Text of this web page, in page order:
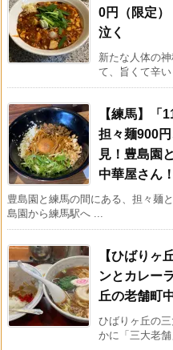
0円（限定
泣く
新たな人体の
て、旨くて辛
【練馬】「
担々麺900
見！豊島園
中華屋さん！
豊島園と練馬の間にある、担々麺
島園から練馬駅へ ...
【ひばりヶ
ンとカレー
丘の老舗町
ひばりヶ丘の
かに「三大老舗